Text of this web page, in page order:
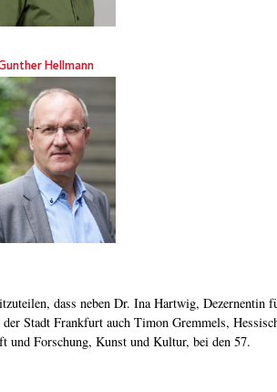
Hellmann
dass neben Dr. Ina Hartwig, Dezernentin
Stadt Frankfurt auch Timon Gremmels,
und Forschung, Kunst und Kultur, bei den 57.
15. März 2025 ein Grußwort halten wird. Beigefügt